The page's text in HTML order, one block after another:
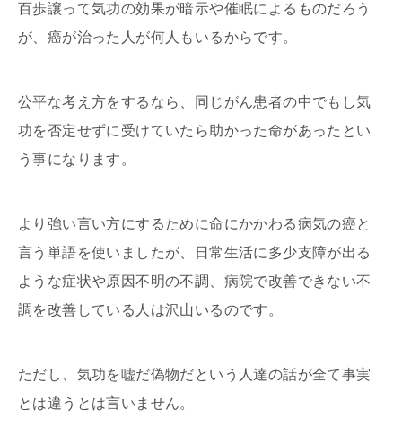
百歩譲って気功の効果が暗示や催眠によるものだろう
が、癌が治った人が何人もいるからです。
公平な考え方をするなら、同じがん患者の中でもし気
功を否定せずに受けていたら助かった命があったとい
う事になります。
より強い言い方にするために命にかかわる病気の癌と
言う単語を使いましたが、日常生活に多少支障が出る
ような症状や原因不明の不調、病院で改善できない不
調を改善している人は沢山いるのです。
ただし、気功を嘘だ偽物だという人達の話が全て事実
とは違うとは言いません。